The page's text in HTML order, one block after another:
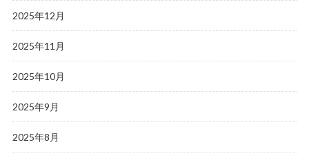
2025年12月
2025年11月
2025年10月
2025年9月
2025年8月